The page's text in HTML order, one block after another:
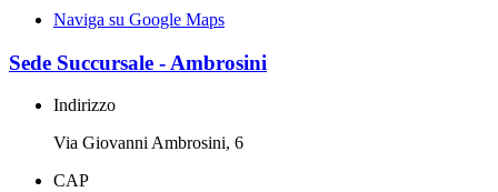
Naviga su Google Maps
Sede Succursale - Ambrosini
Indirizzo
Via Giovanni Ambrosini, 6
CAP